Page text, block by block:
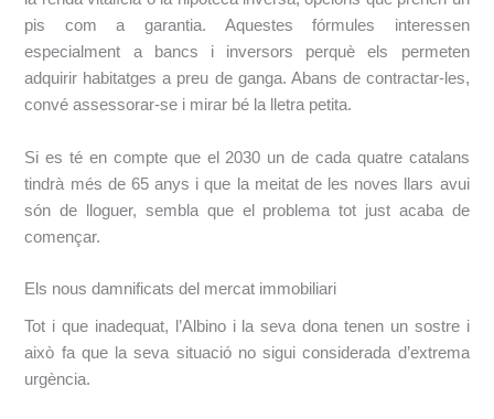
pis com a garantia. Aquestes fórmules interessen
especialment a bancs i inversors perquè els permeten
adquirir habitatges a preu de ganga. Abans de contractar-les,
convé assessorar-se i mirar bé la lletra petita.
Si es té en compte que el 2030 un de cada quatre catalans
tindrà més de 65 anys i que la meitat de les noves llars avui
són de lloguer, sembla que el problema tot just acaba de
començar.
Els nous damnificats del mercat immobiliari
Tot i que inadequat, l’Albino i la seva dona tenen un sostre i
això fa que la seva situació no sigui considerada d’extrema
urgència.